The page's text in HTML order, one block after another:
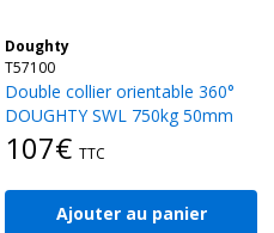
Doughty
T57100
Double collier orientable 360°
DOUGHTY SWL 750kg 50mm
107€ TTC
Ajouter au panier